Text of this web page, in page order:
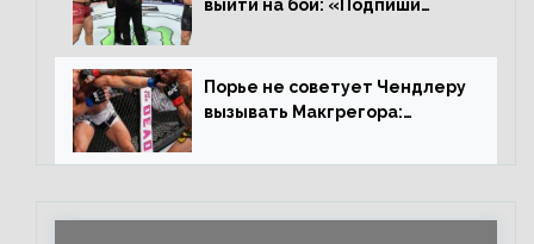
выйти на бой: «Подпиши
повторим»
Порье не советует Чендлеру
вызывать Макгрегора:
каждом бою, а Конор умеет